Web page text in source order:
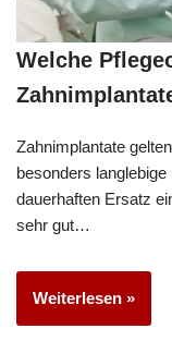
Welche
Zahnimplantate
besonders
dauerhaften Ersatz
sehr gut…
Weiterlesen »